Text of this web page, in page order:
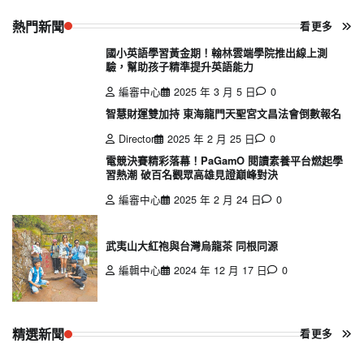
熱門新聞 看更多
國小英語學習黃金期！翰林雲端學院推出線上測
驗，幫助孩子精準提升英語能力
編審中心
2025 年 3 月 5 日
0
智慧財運雙加持 東海龍門天聖宮文昌法會倒數報名
Director
2025 年 2 月 25 日
0
電競決賽精彩落幕！PaGamO 閱讀素養平台燃起學
習熱潮 破百名觀眾高雄見證巔峰對決
編審中心
2025 年 2 月 24 日 0
武夷山大紅袍與台灣烏龍茶 同根同源
編輯中心
2024 年 12 月 17 日 0
精選新聞 看更多